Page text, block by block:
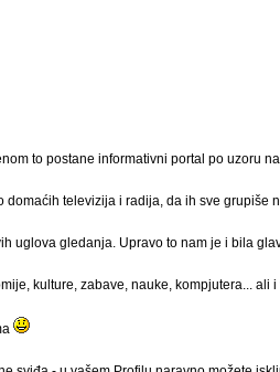
to postane informativni portal po uzoru
televizija i radija, da ih sve grupiše
uglova gledanja. Upravo to nam je i bila
kulture, zabave, nauke, kompjutera... ali